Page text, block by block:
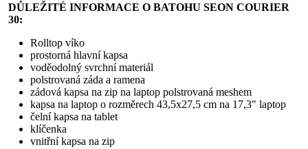
DŮLEŽITÉ INFORMACE O BATOHU SEON COURIER
30:
Rolltop víko
prostorná hlavní kapsa
voděodolný svrchní materiál
polstrovaná záda a ramena
zádová kapsa na zip na laptop polstrovaná meshem
kapsa na laptop o rozměrech 43,5x27,5 cm na 17,3" laptop
čelní kapsa na tablet
klíčenka
vnitřní kapsa na zip